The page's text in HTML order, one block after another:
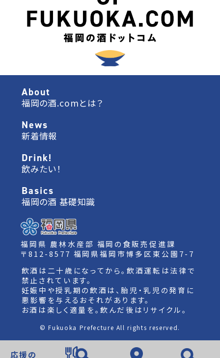
応援の
About
福岡の酒.comとは？
News
新着情報
Drink!
飲みたい！
Basics
福岡の酒 基礎知識
福岡県 農林水産部 福岡の食販売促進課
〒812-8577 福岡県福岡市博多区東公園7-7
飲酒は二十歳になってから。飲酒運転は法律で
禁止されています。
妊娠中や授乳期の飲酒は、胎児・乳児の発育に
悪影響を与えるおそれがあります。
お酒は楽しく適量を。飲んだ後はリサイクル。
© Fukuoka Prefecture All rights reserved.